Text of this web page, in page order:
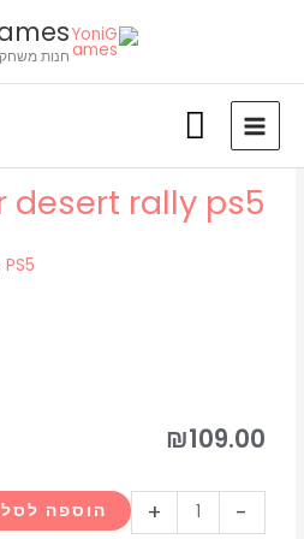
חנות
desert rally ps5
PS5
₪109.00
-
+ הוספה לסל